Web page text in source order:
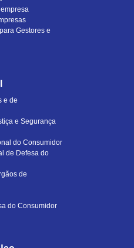
Gestores e
e de
e Segurança
do Consumidor
de Defesa do
de
do Consumidor